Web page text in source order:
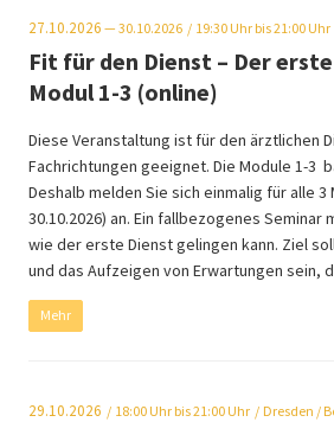
27.10.2026 — 30.10.2026 19:30 Uhr bis 21:00 Uhr
Fit für den Dienst – Der
Modul 1-3 (online)
Diese Veranstaltung ist für den ärztlichen
Fachrichtungen geeignet. Die Module 1-3
Deshalb melden Sie sich einmalig für alle 3
30.10.2026) an. Ein fallbezogenes
wie der erste Dienst gelingen kann. Ziel
und das Aufzeigen von Erwartungen sein,
Mehr
29.10.2026 18:00 Uhr bis 21:00 Uhr Dresden /